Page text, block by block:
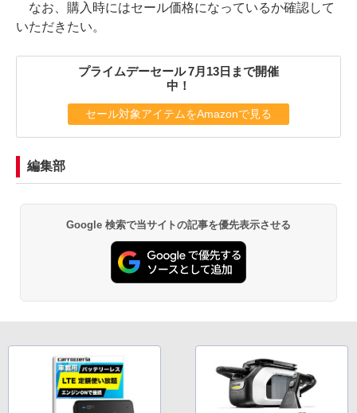
なお、購入時にはセール価格になっているか確認して
いただきたい。
プライムデーセール 7月13日まで開催
中！
セール対象アイテムをAmazonで見る
編集部
Google 検索で当サイトの記事を優先表示させる